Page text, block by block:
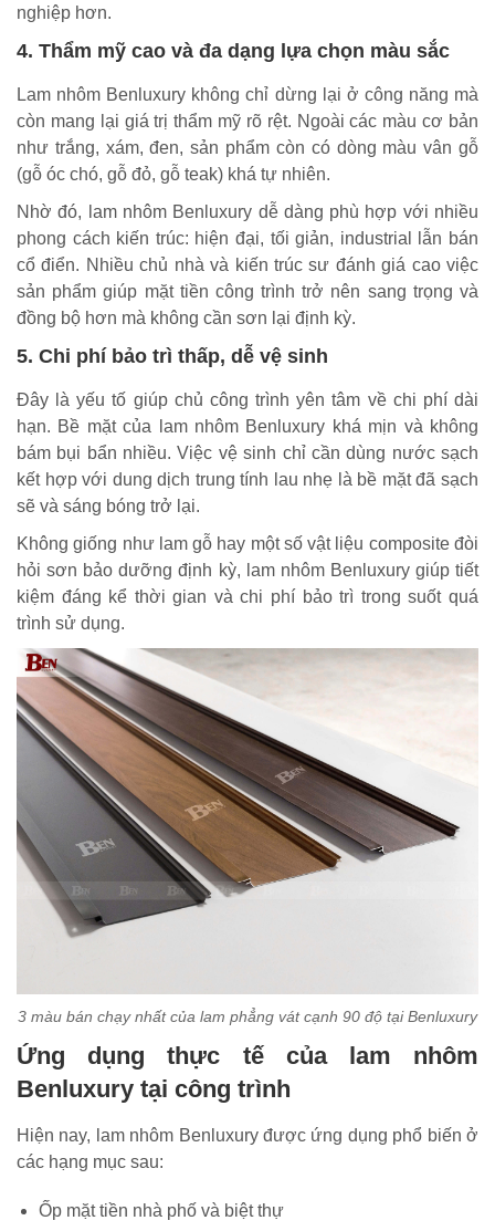
nghiệp hơn.
4. Thẩm mỹ cao và đa dạng lựa chọn màu sắc
Lam nhôm Benluxury không chỉ dừng lại ở công năng mà
còn mang lại giá trị thẩm mỹ rõ rệt. Ngoài các màu cơ bản
như trắng, xám, đen, sản phẩm còn có dòng màu vân gỗ
(gỗ óc chó, gỗ đỏ, gỗ teak) khá tự nhiên.
Nhờ đó, lam nhôm Benluxury dễ dàng phù hợp với nhiều
phong cách kiến trúc: hiện đại, tối giản, industrial lẫn bán
cổ điển. Nhiều chủ nhà và kiến trúc sư đánh giá cao việc
sản phẩm giúp mặt tiền công trình trở nên sang trọng và
đồng bộ hơn mà không cần sơn lại định kỳ.
5. Chi phí bảo trì thấp, dễ vệ sinh
Đây là yếu tố giúp chủ công trình yên tâm về chi phí dài
hạn. Bề mặt của lam nhôm Benluxury khá mịn và không
bám bụi bẩn nhiều. Việc vệ sinh chỉ cần dùng nước sạch
kết hợp với dung dịch trung tính lau nhẹ là bề mặt đã sạch
sẽ và sáng bóng trở lại.
Không giống như lam gỗ hay một số vật liệu composite đòi
hỏi sơn bảo dưỡng định kỳ, lam nhôm Benluxury giúp tiết
kiệm đáng kể thời gian và chi phí bảo trì trong suốt quá
trình sử dụng.
3 màu bán chạy nhất của lam phẳng vát cạnh 90 độ tại Benluxury
Ứng dụng thực tế của lam nhôm
Benluxury tại công trình
Hiện nay, lam nhôm Benluxury được ứng dụng phổ biến ở
các hạng mục sau:
Ốp mặt tiền nhà phố và biệt thự